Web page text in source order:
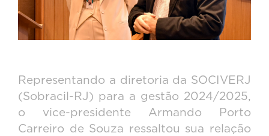
Representando a diretoria da SOCIVERJ
(Sobracil-RJ) para a gestão 2024/2025,
o vice-presidente Armando Porto
Carreiro de Souza ressaltou sua relação